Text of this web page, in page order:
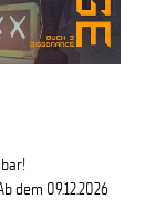
dem 09.12.2026